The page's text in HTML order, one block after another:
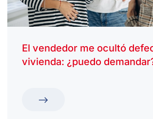
El vendedor me ocultó
vivienda: ¿puedo